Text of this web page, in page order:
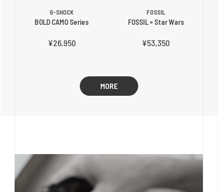
G-SHOCK
BOLD CAMO Series
¥26,950
FOSSIL
FOSSIL × Star Wars
¥53,350
MORE